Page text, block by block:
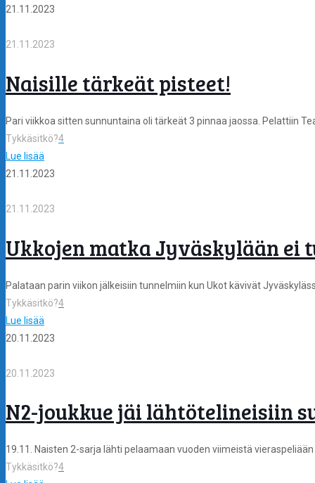
21.11.2023
21.11.2023
Naisille tärkeät pisteet!
Pari viikkoa sitten sunnuntaina oli tärkeät 3 pinnaa jaossa. Pelattiin
Tykkäsitkö?4
Lue lisää
21.11.2023
21.11.2023
Ukkojen matka Jyväskylään ei
Palataan parin viikon jälkeisiin tunnelmiin kun Ukot kävivät
Tykkäsitkö?4
Lue lisää
20.11.2023
20.11.2023
N2-joukkue jäi lähtötelineisiin
19.11. Naisten 2-sarja lähti pelaamaan vuoden viimeistä
Tykkäsitkö?4